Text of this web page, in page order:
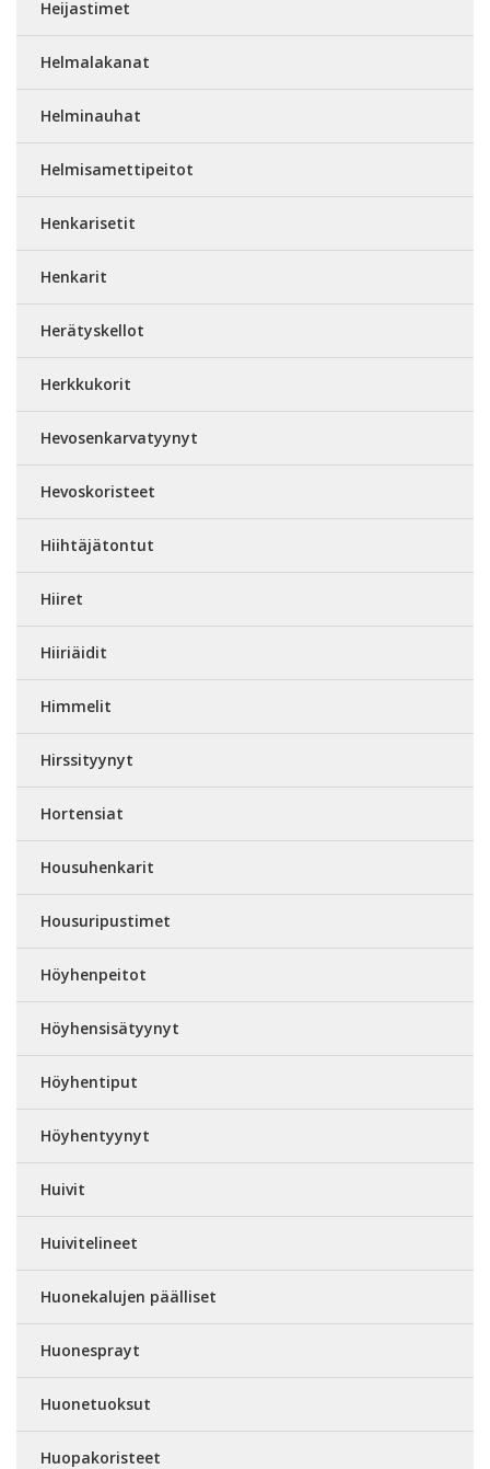
Heijastimet
Helmalakanat
Helminauhat
Helmisamettipeitot
Henkarisetit
Henkarit
Herätyskellot
Herkkukorit
Hevosenkarvatyynyt
Hevoskoristeet
Hiihtäjätontut
Hiiret
Hiiriäidit
Himmelit
Hirssityynyt
Hortensiat
Housuhenkarit
Housuripustimet
Höyhenpeitot
Höyhensisätyynyt
Höyhentiput
Höyhentyynyt
Huivit
Huivitelineet
Huonekalujen päälliset
Huonesprayt
Huonetuoksut
Huopakoristeet